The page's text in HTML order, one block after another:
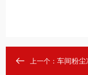
上一个： 车间粉尘